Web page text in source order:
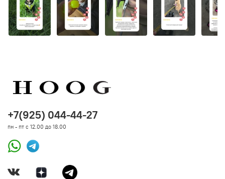
+7(925) 044-44-27
пн - пт с 12.00 до 18.00